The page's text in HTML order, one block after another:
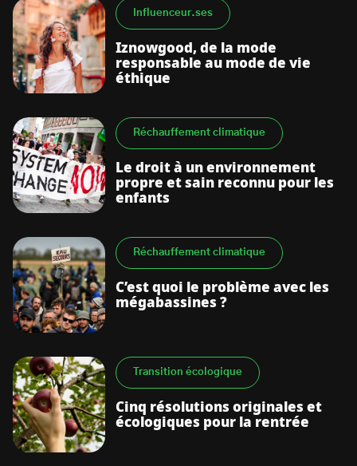
Influenceur.ses
Iznowgood, de la mode
responsable au mode de vie
éthique
Réchauffement climatique
Le droit à un environnement
propre et sain reconnu pour les
enfants
Réchauffement climatique
C’est quoi le problème avec les
mégabassines ?
Transition écologique
Cinq résolutions originales et
écologiques pour la rentrée